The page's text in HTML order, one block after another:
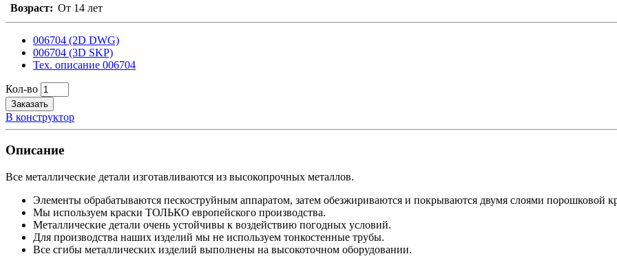
Возраст: От 14 лет
006704 (2D DWG)
006704 (3D SKP)
Тех. описание 006704
Кол-во
Заказать
В конструктор
Описание
Все металлические детали изготавливаются из высокопрочных металлов.
Элементы обрабатываются пескоструйным аппаратом, затем обезжириваются и покрываются двумя слоями порошковой
Мы используем краски ТОЛЬКО европейского производства.
Металлические детали очень устойчивы к воздействию погодных условий.
Для производства наших изделий мы не используем тонкостенные трубы.
Все сгибы металлических изделий выполнены на высокоточном оборудовании.